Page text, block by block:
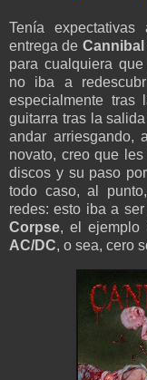
Tenía
entrega de
para cualquiera
no iba a
especialmente
guitarra tras la
andar arriesgando,
novato, creo que
discos y su paso por
todo caso, al
redes: esto iba a ser
Corpse, el ejemplo
AC/DC, o sea, cero